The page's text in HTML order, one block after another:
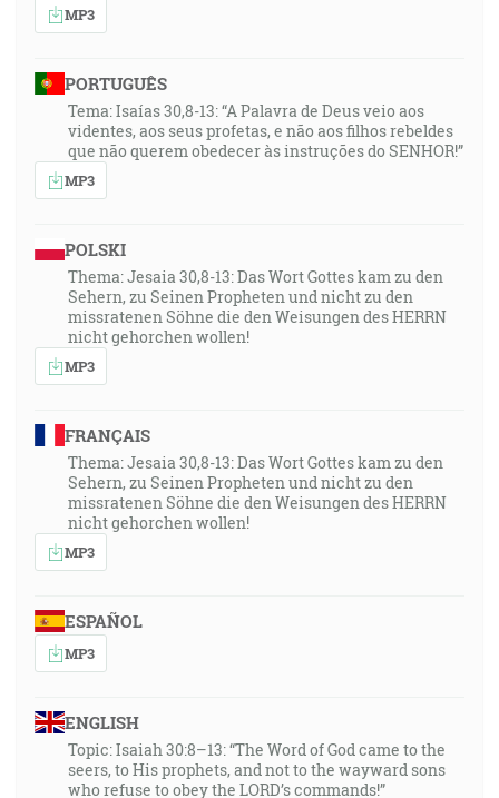
MP3
PORTUGUÊS
Tema: Isaías 30,8-13: “A Palavra de Deus veio aos
videntes, aos seus profetas, e não aos filhos rebeldes
que não querem obedecer às instruções do SENHOR!”
MP3
POLSKI
Thema: Jesaia 30,8-13: Das Wort Gottes kam zu den
Sehern, zu Seinen Propheten und nicht zu den
missratenen Söhne die den Weisungen des HERRN
nicht gehorchen wollen!
MP3
FRANÇAIS
Thema: Jesaia 30,8-13: Das Wort Gottes kam zu den
Sehern, zu Seinen Propheten und nicht zu den
missratenen Söhne die den Weisungen des HERRN
nicht gehorchen wollen!
MP3
ESPAÑOL
MP3
ENGLISH
Topic: Isaiah 30:8–13: “The Word of God came to the
seers, to His prophets, and not to the wayward sons
who refuse to obey the LORD’s commands!”